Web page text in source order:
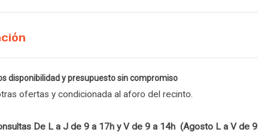
disponibilidad y presupuesto sin compromiso
ofertas y condicionada al aforo del recinto.
De L a J de 9 a 17h y V de 9 a 14h (Agosto L a V